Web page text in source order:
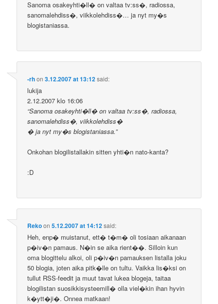
Sanoma osakeyhti�ll� on valtaa tv:ss�, radiossa,
sanomalehdiss�, viikkolehdiss�… ja nyt my�s
blogistaniassa.
-rhon3.12.2007 at 13:12said:
lukija
2.12.2007 klo 16:06
“Sanoma osakeyhti�ll� on valtaa tv:ss�, radiossa,
sanomalehdiss�, viikkolehdiss�
� ja nyt my�s blogistaniassa.”
Onkohan blogilistallakin sitten yhti�n nato-kanta?
:D
Rekoon5.12.2007 at 14:12said:
Heh, enp� muistanut, ett� t�m� oli tosiaan aikanaan
p�iv�n pamaus. N�in se aika rient��. Silloin kun
oma blogittelu alkoi, oli p�iv�n pamauksen listalla joku
50 blogia, joten aika pitk�lle on tultu. Vaikka lis�ksi on
tullut RSS-feedit ja muut tavat lukea blogeja, taitaa
blogilistan suosikkisysteemill� olla viel�kin ihan hyvin
k�ytt�ji�. Onnea matkaan!